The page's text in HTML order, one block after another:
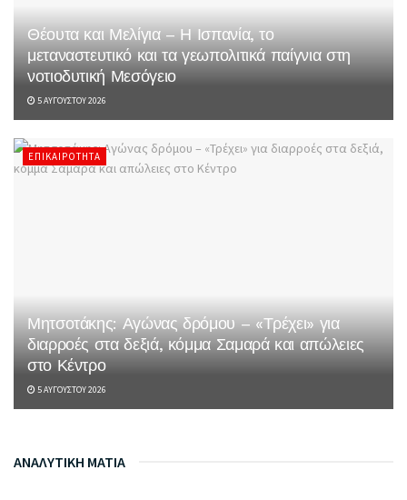
Θέουτα και Μελίγια – Η Ισπανία, το
μεταναστευτικό και τα γεωπολιτικά παίγνια στη
νοτιοδυτική Μεσόγειο
5 ΑΥΓΟΎΣΤΟΥ 2026
ΕΠΙΚΑΙΡΌΤΗΤΑ
Μητσοτάκης: Αγώνας δρόμου – «Τρέχει» για
διαρροές στα δεξιά, κόμμα Σαμαρά και απώλειες
στο Κέντρο
5 ΑΥΓΟΎΣΤΟΥ 2026
ΑΝΑΛΥΤΙΚΗ ΜΑΤΙΑ